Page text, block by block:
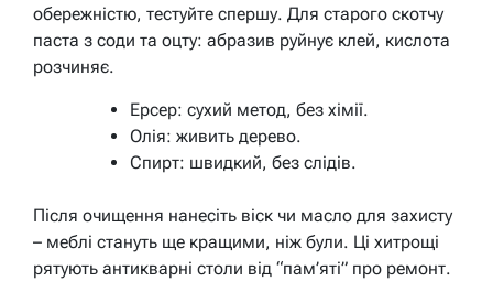
обережністю, тестуйте спершу. Для старого скотчу
паста з соди та оцту: абразив руйнує клей, кислота
розчиняє.
Ерсер: сухий метод, без хімії.
Олія: живить дерево.
Спирт: швидкий, без слідів.
Після очищення нанесіть віск чи масло для захисту
– меблі стануть ще кращими, ніж були. Ці хитрощі
рятують антикварні столи від “пам’яті” про ремонт.